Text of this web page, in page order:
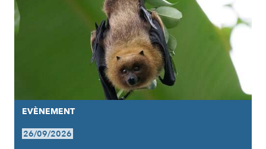
EVÈNEMENT
26/09/2026